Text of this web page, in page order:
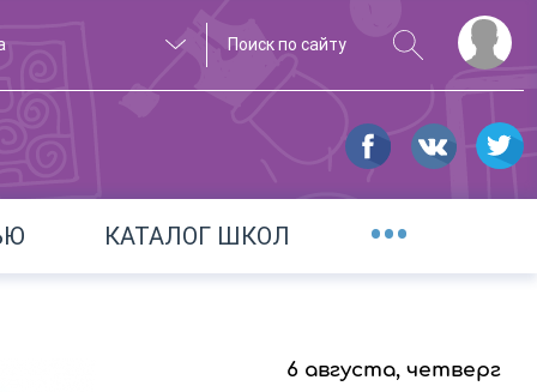
КАТАЛОГ ШКОЛ •••
6 августа, четверг